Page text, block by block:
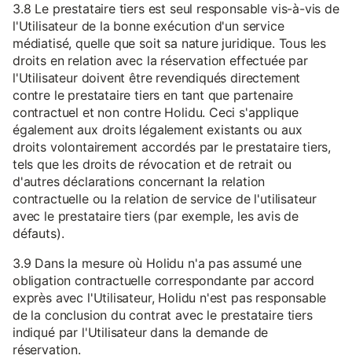
3.8 Le prestataire tiers est seul responsable vis-à-vis de
l'Utilisateur de la bonne exécution d'un service
médiatisé, quelle que soit sa nature juridique. Tous les
droits en relation avec la réservation effectuée par
l'Utilisateur doivent être revendiqués directement
contre le prestataire tiers en tant que partenaire
contractuel et non contre Holidu. Ceci s'applique
également aux droits légalement existants ou aux
droits volontairement accordés par le prestataire tiers,
tels que les droits de révocation et de retrait ou
d'autres déclarations concernant la relation
contractuelle ou la relation de service de l'utilisateur
avec le prestataire tiers (par exemple, les avis de
défauts).
3.9 Dans la mesure où Holidu n'a pas assumé une
obligation contractuelle correspondante par accord
exprès avec l'Utilisateur, Holidu n'est pas responsable
de la conclusion du contrat avec le prestataire tiers
indiqué par l'Utilisateur dans la demande de
réservation.